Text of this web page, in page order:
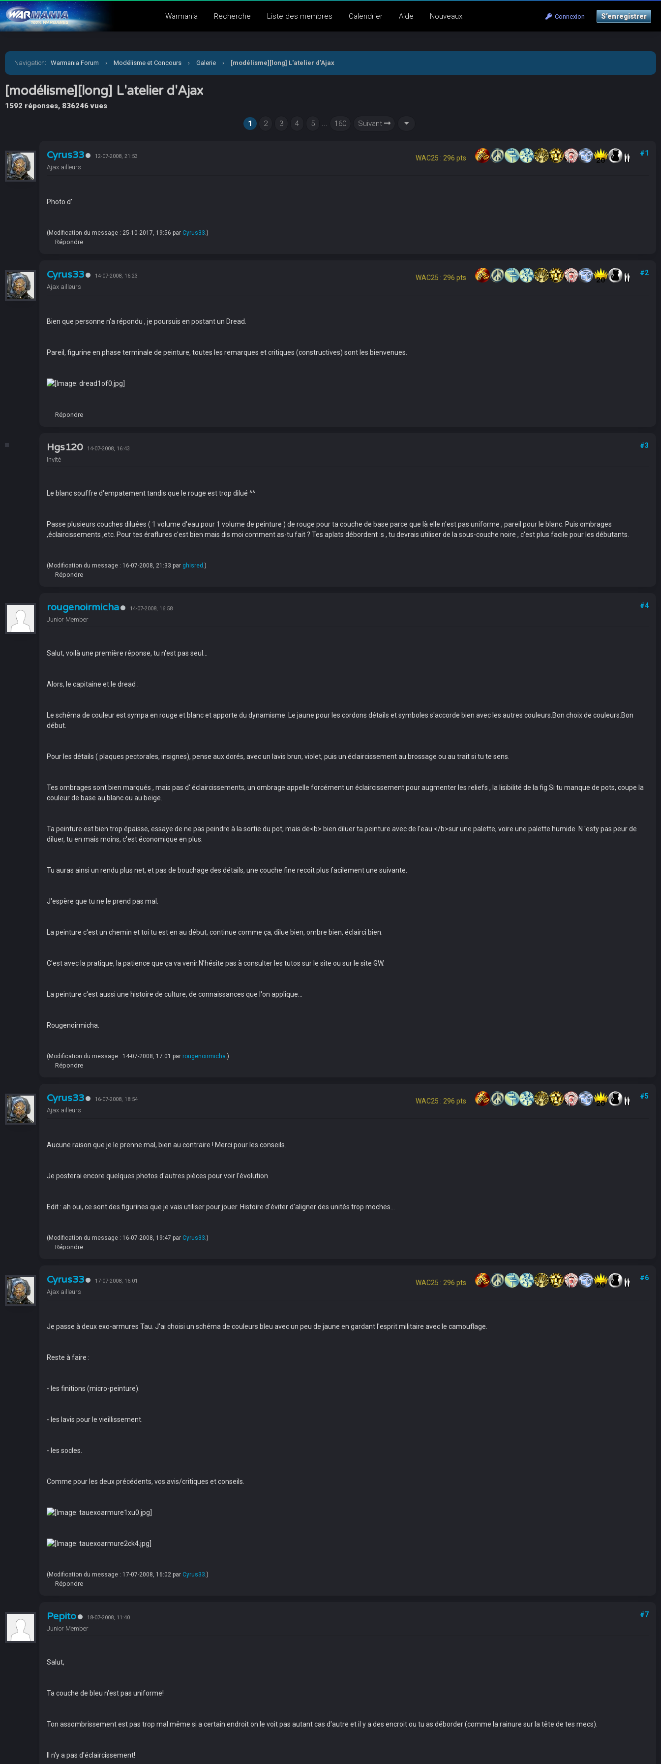
Connexion S’enregistrer
Warmania Recherche Liste des membres Calendrier Aide Nouveaux
Navigation: Warmania Forum › Modélisme et Concours › Galerie › [modélisme][long] L'atelier d'Ajax
[modélisme][long] L'atelier d'Ajax
1592 réponses, 836246 vues
1
2 3 4 5 ... 160 Suivant
Cyrus33 12-07-2008, 21:53
Ajax ailleurs
WAC25 : 296 pts
#1
Photo d'
(Modification du message : 25-10-2017, 19:56 par Cyrus33.)
Répondre
Cyrus33 14-07-2008, 16:23
Ajax ailleurs
WAC25 : 296 pts
#2
Bien que personne n'a répondu , je poursuis en postant un Dread.
Pareil, figurine en phase terminale de peinture, toutes les remarques et critiques (constructives) sont les bienvenues.
Répondre
Hgs120 14-07-2008, 16:43
Invité
#3
Le blanc souffre d'empatement tandis que le rouge est trop dilué ^^
Passe plusieurs couches diluées ( 1 volume d'eau pour 1 volume de peinture ) de rouge pour ta couche de base parce que là elle n'est pas uniforme , pareil pour le blanc. Puis ombrages
,éclaircissements ,etc. Pour tes éraflures c'est bien mais dis moi comment as-tu fait ? Tes aplats débordent :s , tu devrais utiliser de la sous-couche noire , c'est plus facile pour les débutants.
(Modification du message : 16-07-2008, 21:33 par ghisred .)
Répondre
rougenoirmicha 14-07-2008, 16:58
Junior Member
#4
Salut, voilà une première réponse, tu n'est pas seul...
Alors, le capitaine et le dread :
Le schéma de couleur est sympa en rouge et blanc et apporte du dynamisme. Le jaune pour les cordons détails et symboles s'accorde bien avec les autres couleurs.Bon choix de couleurs.Bon
début.
Pour les détails ( plaques pectorales, insignes), pense aux dorés, avec un lavis brun, violet, puis un éclaircissement au brossage ou au trait si tu te sens.
Tes ombrages sont bien marqués , mais pas d' éclaircissements, un ombrage appelle forcément un éclaircissement pour augmenter les reliefs , la lisibilité de la fig.Si tu manque de pots, coupe la
couleur de base au blanc ou au beige.
Ta peinture est bien trop épaisse, essaye de ne pas peindre à la sortie du pot, mais de<b> bien diluer ta peinture avec de l'eau </b>sur une palette, voire une palette humide. N 'esty pas peur de
diluer, tu en mais moins, c'est économique en plus.
Tu auras ainsi un rendu plus net, et pas de bouchage des détails, une couche fine recoit plus facilement une suivante.
J'espère que tu ne le prend pas mal.
La peinture c'est un chemin et toi tu est en au début, continue comme ça, dilue bien, ombre bien, éclairci bien.
C'est avec la pratique, la patience que ça va venir.N'hésite pas à consulter les tutos sur le site ou sur le site GW.
La peinture c'est aussi une histoire de culture, de connaissances que l'on applique...
Rougenoirmicha.
(Modification du message : 14-07-2008, 17:01 par rougenoirmicha.)
Répondre
Cyrus33 16-07-2008, 18:54
Ajax ailleurs
WAC25 : 296 pts
#5
Aucune raison que je le prenne mal, bien au contraire ! Merci pour les conseils.
Je posterai encore quelques photos d'autres pièces pour voir l'évolution.
Edit : ah oui, ce sont des figurines que je vais utiliser pour jouer. Histoire d'éviter d'aligner des unités trop moches...
(Modification du message : 16-07-2008, 19:47 par Cyrus33.)
Répondre
Cyrus33 17-07-2008, 16:01
Ajax ailleurs
WAC25 : 296 pts
#6
Je passe à deux exo-armures Tau. J'ai choisi un schéma de couleurs bleu avec un peu de jaune en gardant l'esprit militaire avec le camouflage.
Reste à faire :
- les finitions (micro-peinture).
- les lavis pour le vieillissement.
- les socles.
Comme pour les deux précédents, vos avis/critiques et conseils.
(Modification du message : 17-07-2008, 16:02 par Cyrus33.)
Répondre
Pepito 18-07-2008, 11:40
Junior Member
#7
Salut,
Ta couche de bleu n'est pas uniforme!
Ton assombrissement est pas trop mal même si a certain endroit on le voit pas autant cas d'autre et il y a des encroit ou tu as déborder (comme la rainure sur la tête de tes mecs).
Il n'y a pas d'éclaircissement!